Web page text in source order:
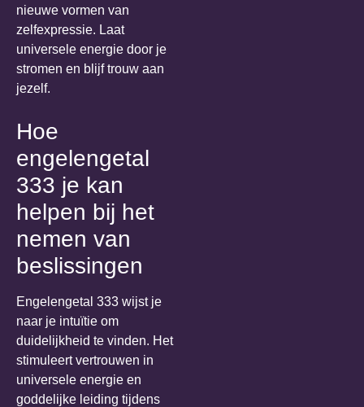
nieuwe vormen van
zelfexpressie. Laat
universele energie door je
stromen en blijf trouw aan
jezelf.
Hoe
engelengetal
333 je kan
helpen bij het
nemen van
beslissingen
Engelengetal 333 wijst je
naar je intuïtie om
duidelijkheid te vinden. Het
stimuleert vertrouwen in
universele energie en
goddelijke leiding tijdens